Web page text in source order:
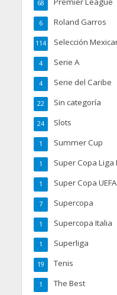
68
Roland Garros
6
Selección
114
Serie A
4
Serie del Caribe
4
Sin categoría
22
Slots
24
Summer Cup
1
Super Copa Liga
1
Super Copa UEFA
1
Supercopa
7
Supercopa Italia
1
Superliga
1
Tenis
19
The Best
1